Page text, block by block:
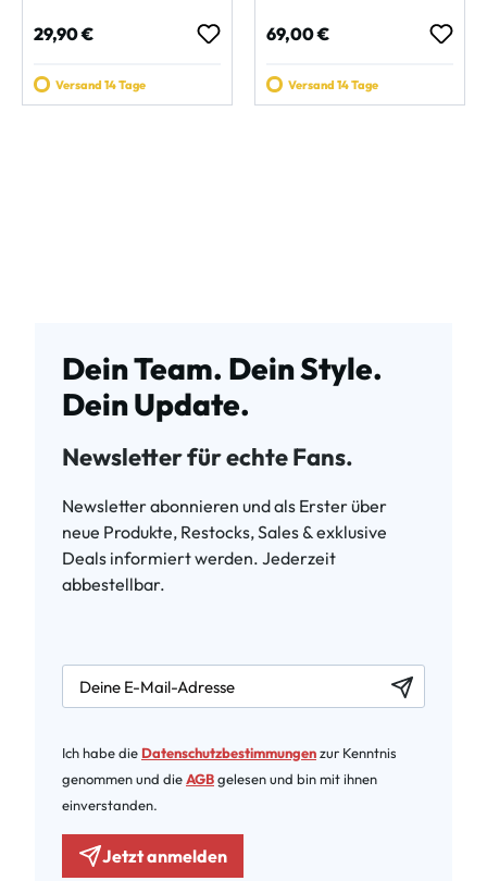
Regulärer Preis:
29,90 €
Versand 14 Tage
Regulärer Preis:
69,00 €
Versand 14 Tage
Dein Team. Dein Style.
Dein Update.
Newsletter für echte Fans.
Newsletter abonnieren und als Erster über
neue Produkte, Restocks, Sales & exklusive
Deals informiert werden. Jederzeit
abbestellbar.
newsletter.labelEmail
Ich habe die Datenschutzbestimmungenzur Kenntnis
genommen und dieAGBgelesen und bin mit ihnen
einverstanden.
Jetzt anmelden